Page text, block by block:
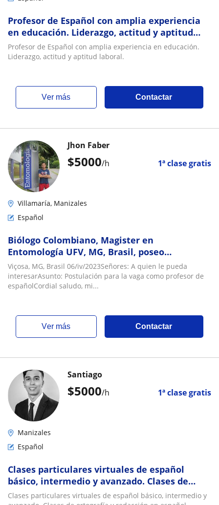
Profesor de Español con amplia experiencia
en educación. Liderazgo, actitud y aptitud
laboral
Profesor de Español con amplia experiencia en educación.
Liderazgo, actitud y aptitud laboral.
ver más Contactar
$5000/h 1ª clase gratis
Jhon Faber
Villamaría, Manizales
Español
Biólogo Colombiano, Magister en
Entomología UFV, MG, Brasil, poseo
experiencia en clases de español, biología y
estadística
Viçosa, MG, Brasil 06/iv/2023Señores: A quien le pueda
interesarAsunto: Postulación para la vaga como profesor de
españolCordial saludo, mi...
ver más Contactar
$5000/h 1ª clase gratis
Santiago
Manizales
Español
Clases particulares virtuales de español
básico, intermedio y avanzado. Clases de
ortografía y redacción en español
Clases particulares virtuales de español básico, intermedio y